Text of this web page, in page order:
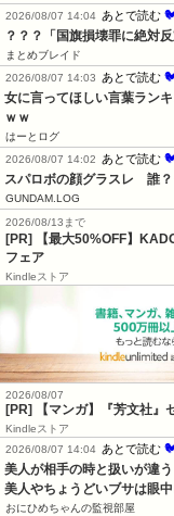
2026/08/07 14:04 あとで読む
？？？「国旗損壊罪に絶対
まとめブレイド
2026/08/07 14:03
あとで読む
女に言ってほしい言葉ラン
ｗｗ
はーとログ
2026/08/07 14:02
あとで読む
スパロボの顔グラスレ　誰
GUNDAM.LOG
2026/08/13まで
[PR] 【最大50%OFF】
フェア
Kindleストア
2026/08/07
[PR] 【マンガ】『芳文社』
Kindleストア
2026/08/07 14:04 あとで読む
美人が相手の時と扱いが違
美人やちょうどいブサは眼
おにひめちゃんの監視部屋